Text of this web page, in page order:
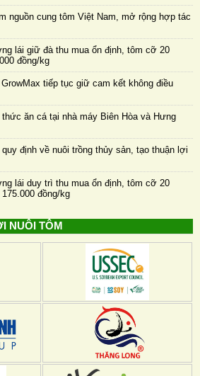
nguồn cung tôm Việt Nam, mở rộng hợp tác
lái giữ đà thu mua ổn định, tôm cỡ 20
đồng/kg
tiếp tục giữ cam kết không điều
ăn cá tại nhà máy Biên Hòa và Hưng
định về nuôi trồng thủy sản, tạo thuận lợi
lái duy trì thu mua ổn định, tôm cỡ 20
đồng/kg
NUÔI TÔM